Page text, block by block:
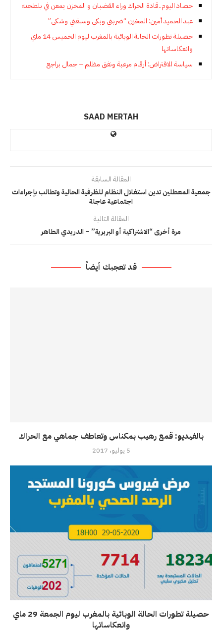
حصاد اليوم..قادة الحراك وراء القضبان و المخزن يمعن في بلطجته
عبد الحميد أمين: المخزن “ضربني وبكي وسبقني وشكى”
حصيلة تطورات الحالة الوبائية بالمغرب ليوم الخميس 14 ماي
وانعكاساتها
سياسة الاقتراض: أرقام مرعبة ونفق مظلم – جمال براجع
SAAD MERTAH
المقالة السابقة
جمعية المعطلين تدين استغلال النظام للظرفية الحالية وتطالب بإجراءات
اجتماعية عاجلة
المقالة التالية
مرة أخرى “الاشتراكية أو البربرية” – الدريدي الطاهر
قد تعجبك أيضاً
بالفيديو: قمع رهيب بمكناس وتعاطف جماهي مع الحراك
5 يوليو، 2017
حصيلة تطورات الحالة الوبائية بالمغرب ليوم الجمعة 29 ماي
وانعكاساتها